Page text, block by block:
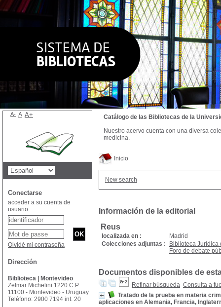
Inicio
New search
Información de la editorial
Reus
localizada en :
Madrid
Colecciones adjuntas :
Biblioteca Jurídica
Foro de debate
Documentos disponibles de
Refinar búsqueda Consulta a
Tratado de la prueba en materia
aplicaciones en Alemania, Francia,
Catálogo de las Bibliotecas de la
Nuestro acervo cuenta con una diversa
medicina.
A- A A+
Conectarse
acceder a su cuenta de
usuario
Olvidé mi contraseña
Dirección
Biblioteca | Montevideo
Zelmar Michelini 1220 C.P
11100 - Montevideo - Uruguay
Teléfono: 2900 7194 int. 20